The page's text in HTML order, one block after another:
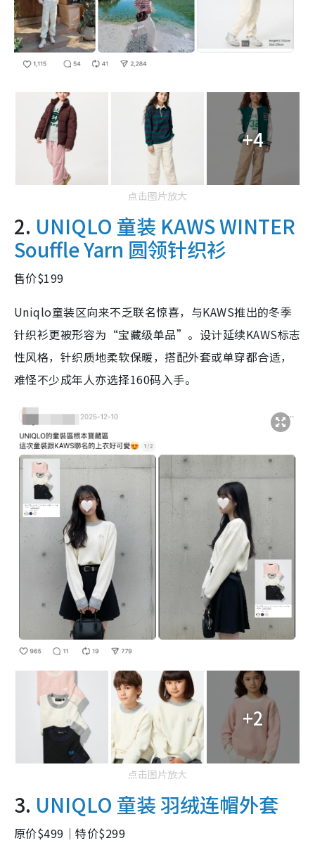
+4
点击图片放大
2. UNIQLO 童装 KAWS WINTER
Souffle Yarn 圆领针织衫
售价$199
Uniqlo童装区向来不乏联名惊喜，与KAWS推出的冬季
针织衫更被形容为“宝藏级单品”。设计延续KAWS标志
性风格，针织质地柔软保暖，搭配外套或单穿都合适，
难怪不少成年人亦选择160码入手。
+2
点击图片放大
3. UNIQLO 童装 羽绒连帽外套
原价$499｜特价$299